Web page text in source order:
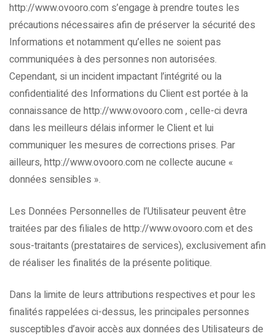
http://www.ovooro.com s’engage à prendre toutes les
précautions nécessaires afin de préserver la sécurité des
Informations et notamment qu’elles ne soient pas
communiquées à des personnes non autorisées.
Cependant, si un incident impactant l’intégrité ou la
confidentialité des Informations du Client est portée à la
connaissance de http://www.ovooro.com , celle-ci devra
dans les meilleurs délais informer le Client et lui
communiquer les mesures de corrections prises. Par
ailleurs, http://www.ovooro.com ne collecte aucune «
données sensibles ».
Les Données Personnelles de l’Utilisateur peuvent être
traitées par des filiales de http://www.ovooro.com et des
sous-traitants (prestataires de services), exclusivement afin
de réaliser les finalités de la présente politique.
Dans la limite de leurs attributions respectives et pour les
finalités rappelées ci-dessus, les principales personnes
susceptibles d’avoir accès aux données des Utilisateurs de